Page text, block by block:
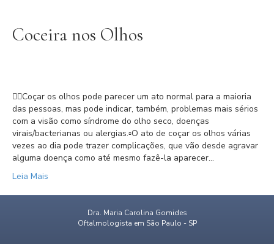
Coceira nos Olhos
👉🏻Coçar os olhos pode parecer um ato normal para a maioria
das pessoas, mas pode indicar, também, problemas mais sérios
com a visão como síndrome do olho seco, doenças
virais/bacterianas ou alergias.⁣⁣▫️O ato de coçar os olhos várias
vezes ao dia pode trazer complicações, que vão desde agravar
alguma doença como até mesmo fazê-la aparecer…
Leia Mais
Dra. Maria Carolina Gomides
Oftalmologista em São Paulo - SP